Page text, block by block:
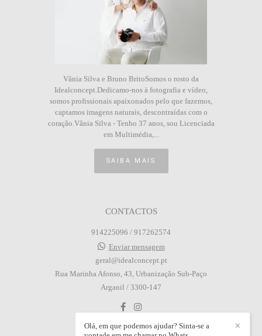
Vânia Silva e Bruno BritoSomos o rosto da
Idealconcept.Dedicamo-nos à fotografia e vídeo,
somos profissionais apaixonados pelo que fazemos,
captamos imagens naturais, descontraídas com o
coração.Vânia Silva - Tenho 37 anos, sou Licenciada
em Multimédia,...
SAIBA MAIS
CONTACTOS
914225096 / 917262574
Enviar mensagem
geral@idealconcept.pt
Rua Marinha Afonso, 43, Urbanização Sub-Paço
Arganil / 3300-147
✕
Olá, em que podemos ajudar? Sinta-se a